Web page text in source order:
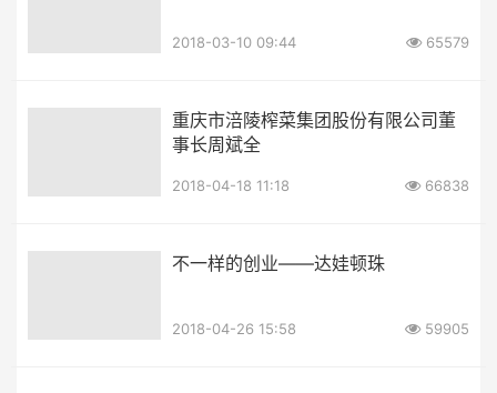
2018-03-10 09:44 65579
重庆市涪陵榨菜集团股份有限公司董
事长周斌全
2018-04-18 11:18 66838
不一样的创业——达娃顿珠
2018-04-26 15:58 59905